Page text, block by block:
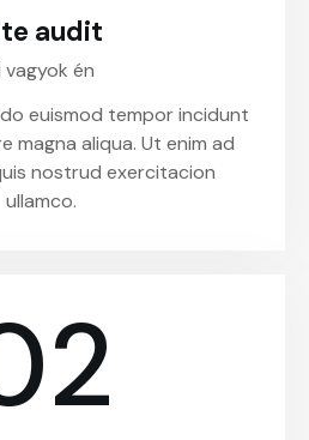
audit
vagyok én
euismod tempor incidunt
magna aliqua. Ut enim ad
nostrud exercitacion
ullamco.